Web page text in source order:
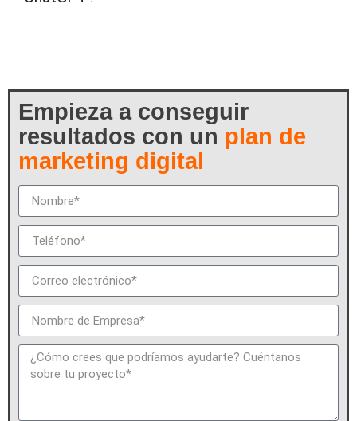
Empieza a conseguir
resultados con un plan de
marketing digital